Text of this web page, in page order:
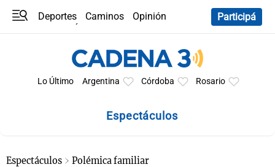
Deportes Caminos
Opinión
Participá
Lo Último Argentina Córdoba Rosario
Espectáculos
Espectáculos Polémica familiar